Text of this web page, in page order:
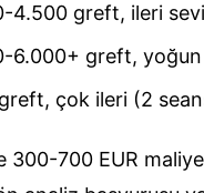
4.500 greft, ileri
6.000+ greft,
çok ileri (2
700 EUR